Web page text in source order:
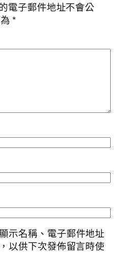
電子郵件地址不會公
*
示名稱、電子郵件地址
以供下次發佈留言時使